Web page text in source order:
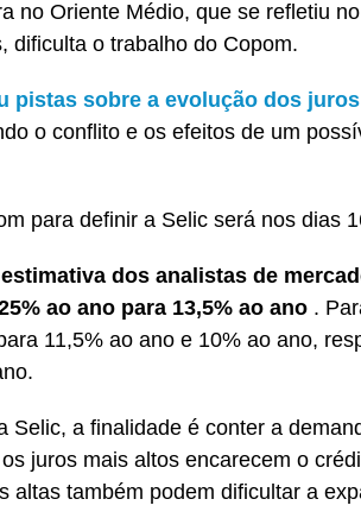
no Oriente Médio, que se refletiu
dificulta o trabalho do Copom.
pistas sobre a evolução dos juros
o conflito e os efeitos de um
para definir a Selic será nos dias
dos analistas de
ao ano para 13,5% ao ano .
11,5% ao ano e 10% ao ano,
Selic, a finalidade é conter a
juros mais altos encarecem o
altas também podem dificultar a